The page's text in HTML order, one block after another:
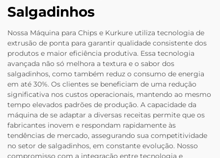
Salgadinhos
Nossa Máquina para Chips e Kurkure utiliza tecnologia de
extrusão de ponta para garantir qualidade consistente dos
produtos e maior eficiência produtiva. Essa tecnologia
avançada não só melhora a textura e o sabor dos
salgadinhos, como também reduz o consumo de energia
em até 30%. Os clientes se beneficiam de uma redução
significativa nos custos operacionais, mantendo ao mesmo
tempo elevados padrões de produção. A capacidade da
máquina de se adaptar a diversas receitas permite que os
fabricantes inovem e respondam rapidamente às
tendências de mercado, assegurando sua competitividade
no setor de salgadinhos, em constante evolução. Nosso
compromisso com a integração entre tecnologia e